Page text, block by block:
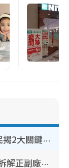
裝修拆鐵閘隨時變賊人目標？網民揭2大關鍵用途：裝新式等於白裝？附新舊鐵閘分別
網傳公院改用內地/副廠藥？醫生拆解正副廠分別 揭4類人換藥隨時出事